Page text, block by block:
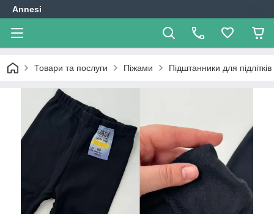
Annesi
Товари та послуги Піжами Підштанники для підлітків